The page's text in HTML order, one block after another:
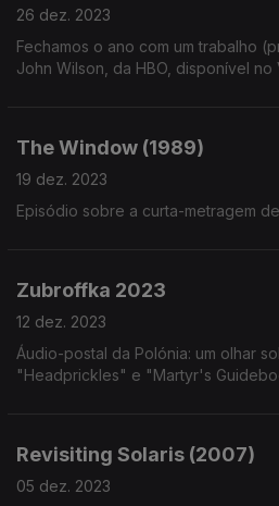
26 dez. 2023
Fechamos o ano com um trabalho
John Wilson, da HBO, disponível no
The Window (1989)
19 dez. 2023
Episódio sobre a curta-metragem
Zubroffka 2023
12 dez. 2023
Áudio-postal da Polónia: um olhar
"Headprickles" e "Martyr's
Revisiting Solaris (2007)
05 dez. 2023